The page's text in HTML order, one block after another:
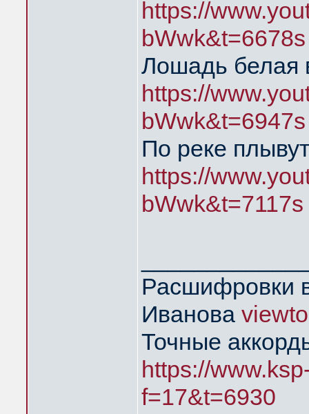
https://
bWwk&t=6678s
Лошадь белая
https://
bWwk&t=6947s
По реке
https://
bWwk&t=7117s
Расшифровки
Иванова
Точные
https://
f=17&t=6930